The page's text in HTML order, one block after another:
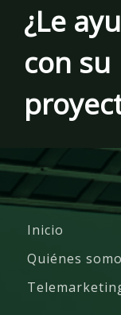
¿Le
con su
Inicio
Quiénes